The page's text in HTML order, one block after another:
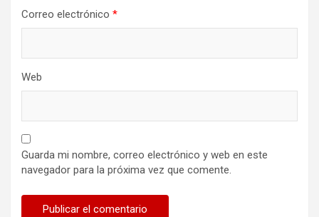
Correo electrónico *
Web
Guarda mi nombre, correo electrónico y web en este
navegador para la próxima vez que comente.